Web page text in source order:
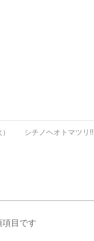
） シチノヘオトマツリ!!
目です